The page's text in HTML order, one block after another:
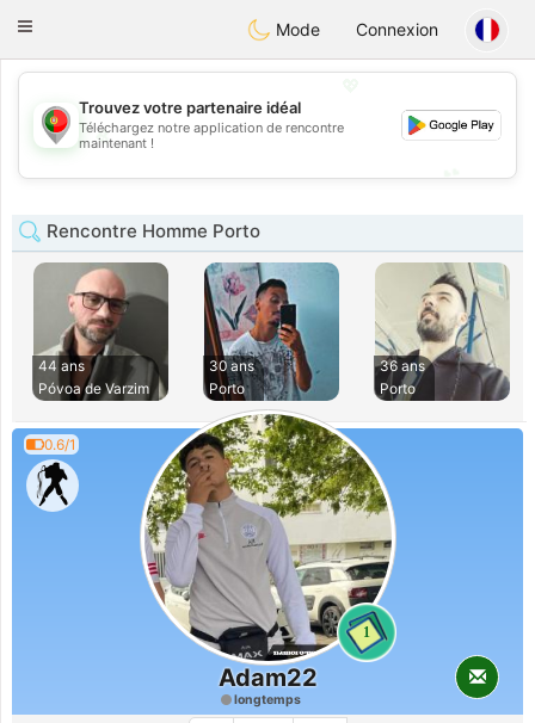
namoro Portugues
Toggle
Mode Connexion
💖
💕
Trouvez votre partenaire idéal
Téléchargez notre application de rencontre
maintenant !
Rencontre Homme Porto
44 ans
Póvoa de Varzim
30 ans
Porto
36 ans
Porto
0.6/1
1
Adam22
longtemps